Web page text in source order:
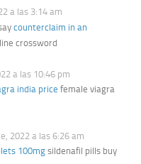
a las 3:14 am
counterclaim in an
crossword
a las 10:46 pm
india price female viagra
2022 a las 6:26 am
100mg sildenafil pills buy